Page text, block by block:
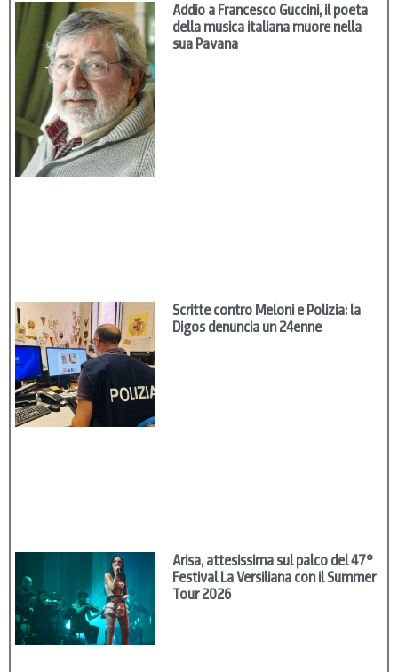
Addio a Francesco Guccini, il poeta
della musica italiana muore nella
sua Pavana
Scritte contro Meloni e Polizia: la
Digos denuncia un 24enne
Arisa, attesissima sul palco del 47°
Festival La Versiliana con il Summer
Tour 2026